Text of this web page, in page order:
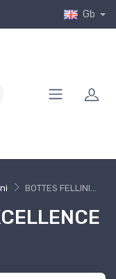
Gb
BOTTES FELLINI...